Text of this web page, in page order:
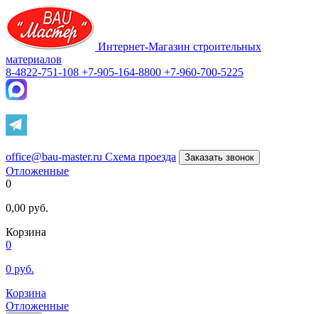
Интернет-Магазин строительных
материалов
8-4822-751-108 +7-905-164-8800 +7-960-700-5225
office@bau-master.ru Схема проезда Заказать звонок
Отложенные
0
0,00 руб.
Корзина
0
0 руб.
Корзина
Отложенные